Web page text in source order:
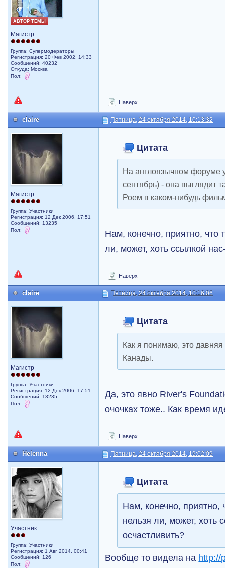
АВТОР ТЕМЫ
Магистр
Группа: Супермодераторы
Регистрация: 20 Фев 2002, 14:33
Сообщений: 40232
Откуда: Москва
Пол:
Наверх
claire Пятница, 24 октября 2014, 10:13:32
Магистр
Группа: Участники
Регистрация: 12 Дек 2006, 17:51
Сообщений: 13235
Пол:
Цитата
На англоязычном форуме
сентябрь) - она выглядит
Роем в каком-нибудь
Нам, конечно, приятно, что
ли, может, хоть ссылкой
Наверх
claire Пятница, 24 октября 2014, 10:16:06
Магистр
Группа: Участники
Регистрация: 12 Дек 2006, 17:51
Сообщений: 13235
Пол:
Цитата
Как я понимаю, это
Канады.
Да, это явно River's
очочках тоже.. Как время
Наверх
Helenna Пятница, 24 октября 2014, 19:02:09
Участник
Группа: Участники
Регистрация: 1 Авг 2014, 00:41
Сообщений: 126
Пол:
Цитата
Нам, конечно, приятно,
нельзя ли, может, хоть
осчастливить?
Вообще то видела на http://